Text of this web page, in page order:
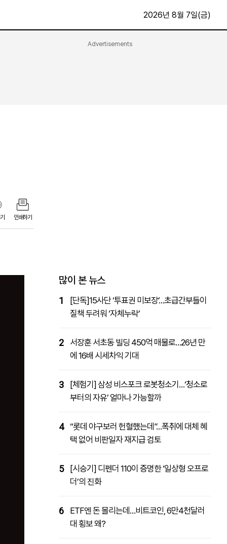
2026년 8월 7일(금)
Advertisements
인쇄하기
많이 본 뉴스
1
[단독]15사단 ‘투표권 미보장’…초급간부들이
질책 두려워 ‘자체누락’
2
서장훈 서초동 빌딩 450억 매물로…26년 만
에 16배 시세차익 기대
3
[체험기] 삼성 비스포크 로봇청소기…‘청소로
부터의 자유’ 얼마나 가능할까
4 “롯데 야구보러 헌혈했는데”…폭취에 대체 혜
택 없어 비판일자 재지급 검토
5
[시승기] 디펜더 110이 증명한 ‘일상형 오프로
더’의 진화
6
ETF엔 돈 몰리는데…비트코인, 6만4천달러
대 횡보 왜?